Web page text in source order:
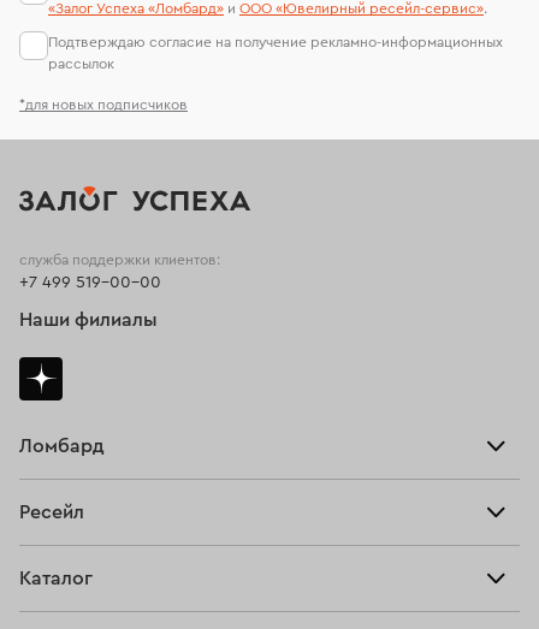
*для новых подписчиков
«Залог Успеха «Ломбард» и ООО «Ювелирный ресейл-сервиc».
Подтверждаю согласие на получение рекламно-информационных
рассылок
Ломбард
Тарифы
Ресейл
Каталог
служба поддержки клиентов:
+7 499 519-00-00
Наши филиалы